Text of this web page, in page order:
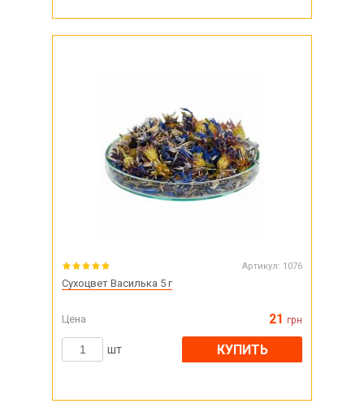
Артикул: 1076
Сухоцвет Василька 5 г
Цена 21 грн
шт КУПИТЬ